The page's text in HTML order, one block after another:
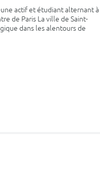
actif et étudiant alternant à
de Paris La ville de Saint-
dans les alentours de